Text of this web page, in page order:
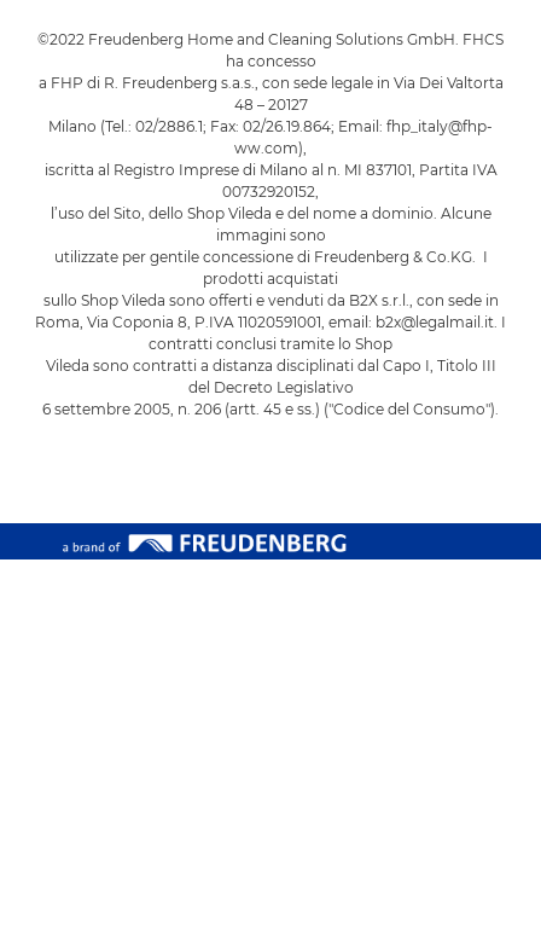
©2022 Freudenberg Home and Cleaning Solutions GmbH. FHCS
ha concesso
a FHP di R. Freudenberg s.a.s., con sede legale in Via Dei Valtorta
48 – 20127
Milano (Tel.: 02/2886.1; Fax: 02/26.19.864; Email: fhp_italy@fhp-
ww.com),
iscritta al Registro Imprese di Milano al n. MI 837101, Partita IVA
00732920152,
l’uso del Sito, dello Shop Vileda e del nome a dominio. Alcune
immagini sono
utilizzate per gentile concessione di Freudenberg & Co.KG. I
prodotti acquistati
sullo Shop Vileda sono offerti e venduti da B2X s.r.l., con sede in
Roma, Via Coponia 8, P.IVA 11020591001, email: b2x@legalmail.it. I
contratti conclusi tramite lo Shop
Vileda sono contratti a distanza disciplinati dal Capo I, Titolo III
del Decreto Legislativo
6 settembre 2005, n. 206 (artt. 45 e ss.) ("Codice del Consumo").